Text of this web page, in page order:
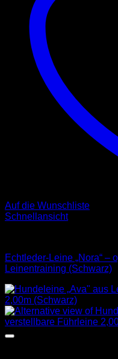
Auf die Wunschliste
Schnellansicht
Echtleder-Leine „Nora“ –
Leinentraining (Schwarz)